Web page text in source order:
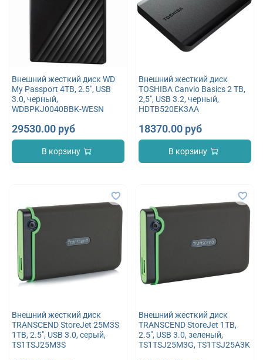
Внешний жесткий диск WD
My Passport 4TB, 2.5", USB
3.0, черный,
WDBPKJ0040BBK-WESN
29530.00 руб
В корзину
Внешний жесткий диск
TOSHIBA Canvio Basics 2 TB,
2,5", USB 3.2, черный,
HDTB520EK3AA
18370.00 руб
В корзину
Внешний жесткий диск
TRANSCEND StoreJet 25M3S
1TB, 2.5", USB 3.0, серый,
TS1TSJ25M3S
Внешний жесткий диск
TRANSCEND StoreJet 1TB,
2.5", USB 3.0, зеленый,
TS1TSJ25M3G, TS1TSJ25A3K